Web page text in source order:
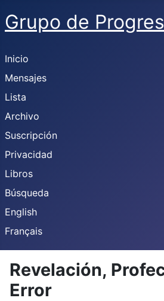
Grupo de
Inicio
Mensajes
Lista
Archivo
Suscripción
Privacidad
Libros
Búsqueda
English
Français
Revelación,
Error